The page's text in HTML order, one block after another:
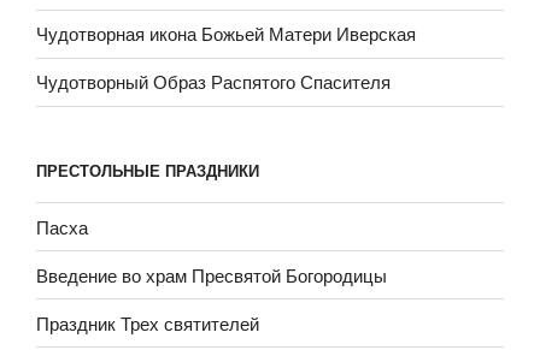
Чудотворная икона Божьей Матери Иверская
Чудотворный Образ Распятого Спасителя
ПРЕСТОЛЬНЫЕ ПРАЗДНИКИ
Пасха
Введение во храм Пресвятой Богородицы
Праздник Трех святителей